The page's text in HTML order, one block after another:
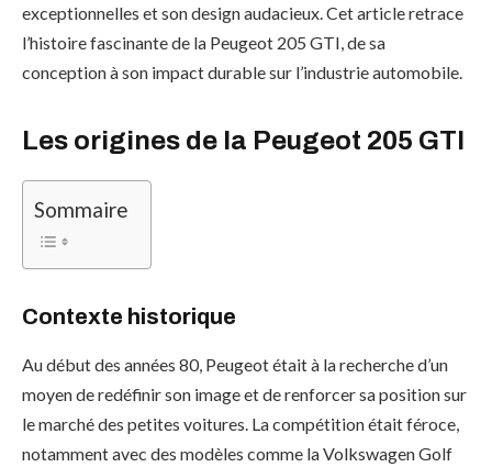
exceptionnelles et son design audacieux. Cet article retrace
l’histoire fascinante de la Peugeot 205 GTI, de sa
conception à son impact durable sur l’industrie automobile.
Les origines de la Peugeot 205 GTI
Sommaire
Contexte historique
Au début des années 80, Peugeot était à la recherche d’un
moyen de redéfinir son image et de renforcer sa position sur
le marché des petites voitures. La compétition était féroce,
notamment avec des modèles comme la Volkswagen Golf